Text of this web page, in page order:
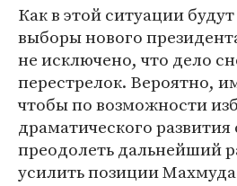
Как в этой ситуации
выборы нового
не исключено, что дело
перестрелок. Вероятно,
чтобы по возможности
драматического
преодолеть дальнейший
усилить позиции